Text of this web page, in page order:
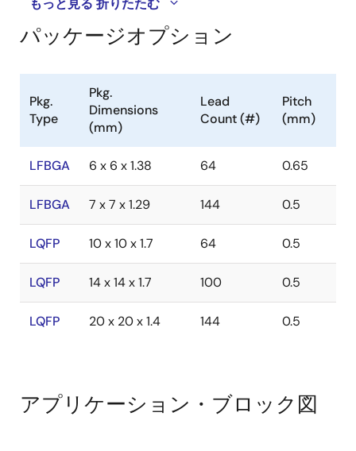
パッケージオプション
Pkg.
Type
Pkg.
Dimensions
(mm)
Lead
Count (#)
Pitch
(mm)
LFBGA 6 x 6 x 1.38 64 0.65
LFBGA 7 x 7 x 1.29 144 0.5
LQFP 10 x 10 x 1.7 64 0.5
LQFP 14 x 14 x 1.7 100 0.5
LQFP 20 x 20 x 1.4 144 0.5
アプリケーション・ブロック図